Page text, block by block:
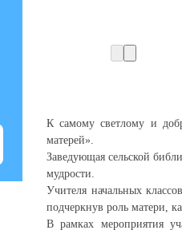
К самому светлому и
матерей».
Заведующая сельской
мудрости.
Учителя начальных
подчеркнув роль матери,
В рамках мероприятия